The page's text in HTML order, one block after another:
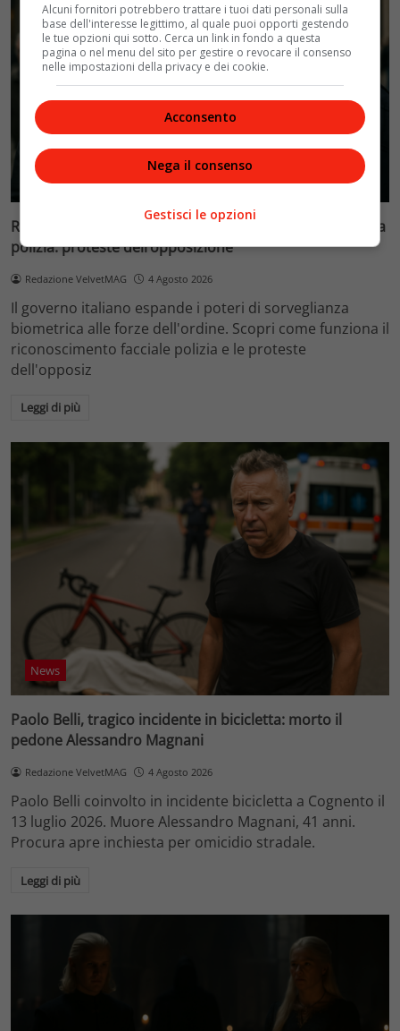
Politica
Riconoscimento facciale, il governo accelera i poteri alla
polizia: proteste dell’opposizione
Redazione VelvetMAG 4 Agosto 2026
Il governo italiano espande i poteri di sorveglianza
biometrica alle forze dell'ordine. Scopri come funziona il
riconoscimento facciale polizia e le proteste
dell'opposiz
Leggi di più
News
Paolo Belli, tragico incidente in bicicletta: morto il
pedone Alessandro Magnani
Redazione VelvetMAG 4 Agosto 2026
Paolo Belli coinvolto in incidente bicicletta a Cognento il
13 luglio 2026. Muore Alessandro Magnani, 41 anni.
Procura apre inchiesta per omicidio stradale.
Leggi di più
Alcuni fornitori potrebbero trattare i tuoi dati personali sulla
base dell'interesse legittimo, al quale puoi opporti gestendo
le tue opzioni qui sotto. Cerca un link in fondo a questa
pagina o nel menu del sito per gestire o revocare il consenso
nelle impostazioni della privacy e dei cookie.
Acconsento
Nega il consenso
Gestisci le opzioni